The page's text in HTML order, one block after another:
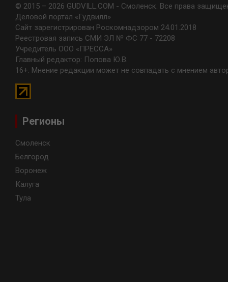
© 2015 – 2026 GUDVILL.COM - Смоленск. Все права
Деловой портал «Гудвилл»
Сайт зарегистрирован Роскомнадзором 24.01.2018
Реестровая запись СМИ ЭЛ № ФС 77 - 72208
Учредитель ООО «ПРЕССА»
Главный редактор: Попова Ю.В.
16+. Мнение редакции может не совпадать с мнением
Регионы
Смоленск
Белгород
Воронеж
Калуга
Тула